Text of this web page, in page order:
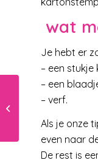
wat
Je hebt er
– een stukje
– een
– verf.
Als je onze
even naar
De rest is
Het kan dus wel: